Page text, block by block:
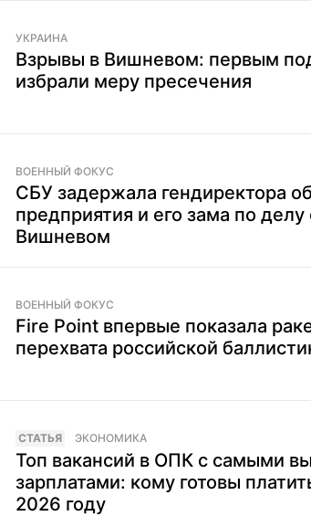
УКРАИНА
Взрывы в Вишневом: первым
избрали меру пресечения
ВОЕННЫЙ ФОКУС
СБУ задержала гендиректора
предприятия и его зама по делу
Вишневом
ВОЕННЫЙ ФОКУС
Fire Point впервые показала
перехвата российской
CТАТЬЯ ЭКОНОМИКА
Топ вакансий в ОПК с самыми
зарплатами: кому готовы
2026 году